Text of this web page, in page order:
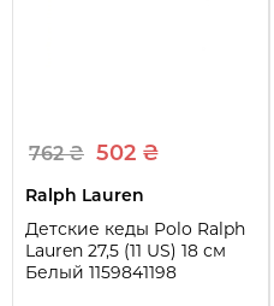
762 ₴ 502 ₴
Ralph Lauren
Детские кеды Polo Ralph
Lauren 27,5 (11 US) 18 см
Белый 1159841198